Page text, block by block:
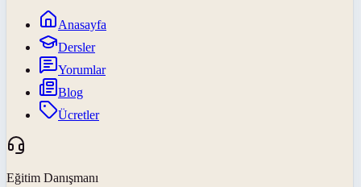
Anasayfa
Dersler
Yorumlar
Blog
Ücretler
Eğitim Danışmanı